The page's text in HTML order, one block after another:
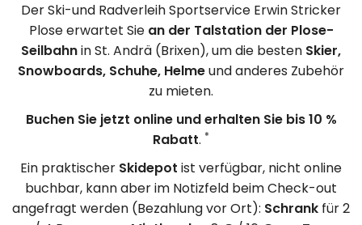
Der Ski-und Radverleih Sportservice Erwin Stricker
Plose erwartet Sie an der Talstation der Plose-
Seilbahnin St. Andrä (Brixen), um die besten Skier,
Snowboards, Schuhe, Helmeund anderes Zubehör
zu mieten.
Buchen Sie jetzt online und erhalten Sie bis 10 %
Rabatt. *
Ein praktischer Skidepot ist verfügbar, nicht online
buchbar, kann aber im Notizfeld beim Check-out
angefragt werden (Bezahlung vor Ort): Schrank für 2